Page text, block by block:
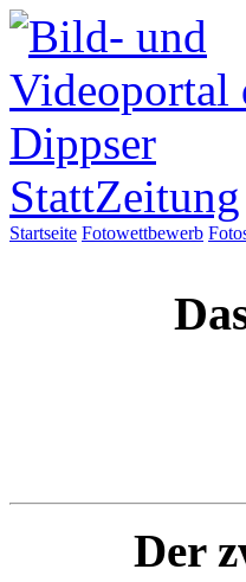
Startseite Fotowettbewerb
Der